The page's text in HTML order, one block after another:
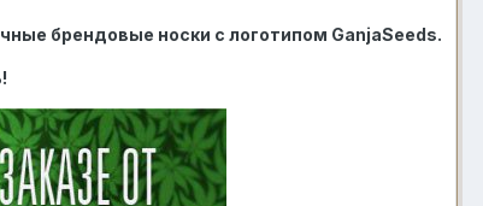
брендовые носки с логотипом GanjaSeeds.